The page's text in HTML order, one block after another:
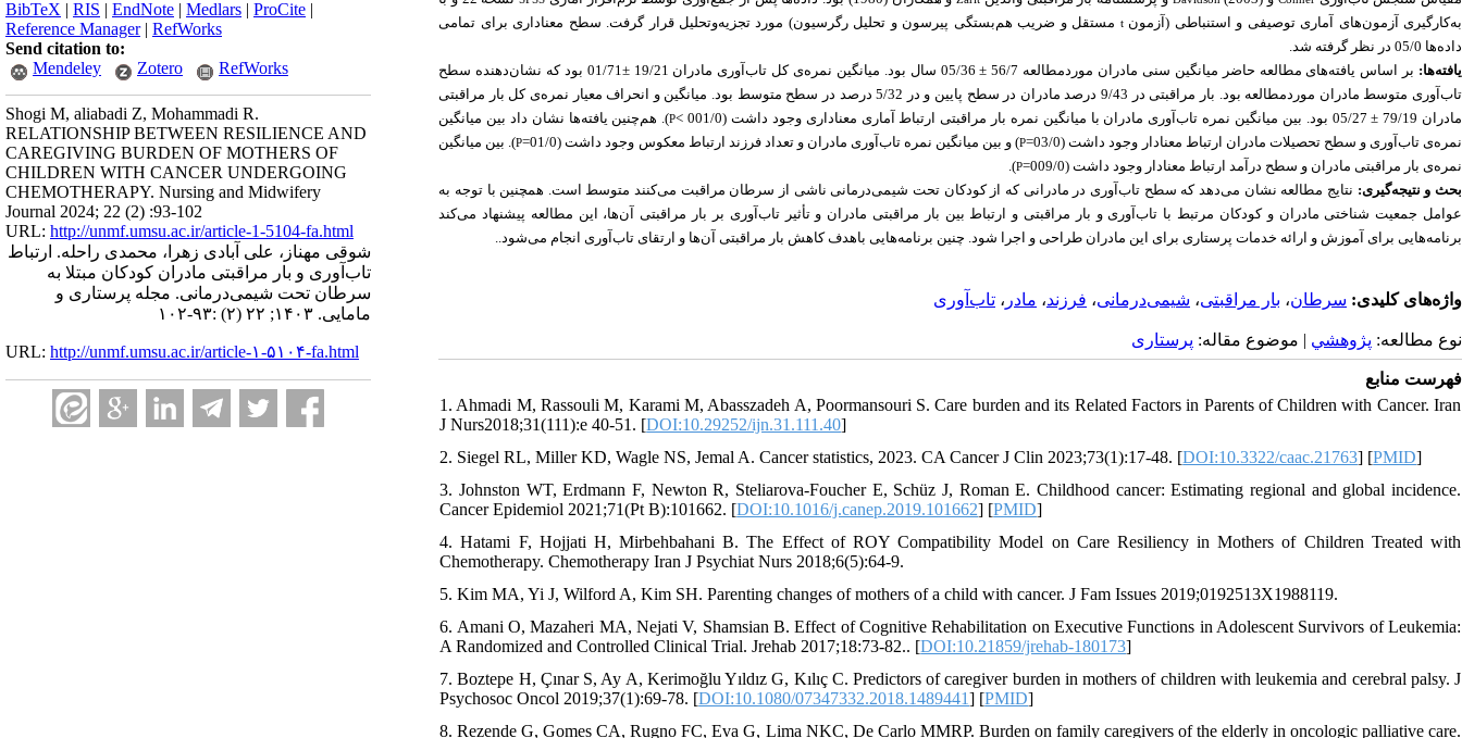
BibTeX | RIS | EndNote | Medlars | ProCite |
Reference Manager| RefWorks
Send citation to:
Mendeley
Zotero RefWorks
Shogi M, aliabadi Z, Mohammadi R.
RELATIONSHIP BETWEEN RESILIENCE AND
CAREGIVING BURDEN OF MOTHERS OF
CHILDREN WITH CANCER UNDERGOING
CHEMOTHERAPY. Nursing and Midwifery
Journal 2024; 22 (2) :93-102
URL: http://unmf.umsu.ac.ir/article-1-5104-fa.html
شوقی مهناز، علی آبادی زهرا، محمدی راحله. ارتباط
تاب‌آوری و بار مراقبتی مادران کودکان مبتلا به
سرطان تحت شیمی‌درمانی. مجله پرستاری و
مامایی. ۱۴۰۳; ۲۲ (۲) :۹۳-۱۰۲
URL: http://unmf.umsu.ac.ir/article-۱-۵۱۰۴-fa.html
به‌کارگیری آزمون‌های آماری توصیفی و استنباطی (آزمونt مستقل و ضریب هم‌بستگی پیرسون و تحلیل رگرسیون) مورد تجزیه‌وتحلیل قرار گرفت. سطح معناداری برای تمامی
داده‌ها 05/0 در نظر گرفته شد.
یافته‌ها:
بر اساس یافته‌های مطالعه حاضر میانگین سنی مادران موردمطالعه 56/7 ± 05/36 سال بود. میانگین نمره‌ی کل تاب‌آوری مادران 19/21 ±01/71 بود که نشان‌دهنده سطح
تاب‌آوری متوسط مادران موردمطالعه بود. بار مراقبتی در 9/43 درصد مادران در سطح پایین و در 5/32 درصد در سطح متوسط بود. میانگین و انحراف معیار نمره‌ی کل بار مراقبتی
مادران 79/19 ± 05/27 بود. بین میانگین نمره تاب‌آوری مادران با میانگین نمره بار مراقبتی ارتباط آماری معناداری وجود داشت (001/0 >
P). هم‌چنین یافته‌ها نشان داد بین میانگین
نمره‌ی تاب‌آوری و سطح تحصیلات مادران ارتباط معنادار وجود داشت (03/0=
P) و بین میانگین نمره تاب‌آوری مادران و تعداد فرزند ارتباط معکوس وجود داشت (01/0= P). بین میانگین
نمره‌ی بار مراقبتی مادران و سطح درآمد ارتباط معنادار وجود داشت (009/0=
P
).
بحث و نتیجه‌گیری: نتایج مطالعه نشان می‌دهد که سطح تاب‌آوری در مادرانی که از کودکان تحت شیمی‌درمانی ناشی از سرطان مراقبت می‌کنند متوسط است. همچنین با توجه به
عوامل جمعیت شناختی مادران و کودکان مرتبط با تاب‌آوری و بار مراقبتی و ارتباط بین بار مراقبتی مادران و تأثیر تاب‌آوری بر بار مراقبتی آن‌ها، این مطالعه پیشنهاد می‌کند
برنامه‌هایی برای آموزش و ارائه خدمات پرستاری برای این مادران طراحی و اجرا شود. چنین برنامه‌هایی باهدف کاهش بار مراقبتی آن‌ها و ارتقای تاب‌آوری انجام می‌شود..
واژه‌های کلیدی: سرطان، بار مراقبتی، شیمی‌درمانی، فرزند، مادر ، تاب‌آوری
نوع مطالعه: پژوهشي | موضوع مقاله: پرستاری
فهرست منابع
1. Ahmadi M, Rassouli M, Karami M, Abasszadeh A, Poormansouri S. Care burden and its Related Factors in Parents of Children with Cancer. Iran
J Nurs2018;31(111):e 40-51. [DOI:10.29252/ijn.31.111.40]
2. Siegel RL, Miller KD, Wagle NS, Jemal A. Cancer statistics, 2023. CA Cancer J Clin 2023;73(1):17-48. [DOI:10.3322/caac.21763] [PMID]
3. Johnston WT, Erdmann F, Newton R, Steliarova-Foucher E, Schüz J, Roman E. Childhood cancer: Estimating regional and global incidence.
Cancer Epidemiol 2021;71(Pt B):101662. [DOI:10.1016/j.canep.2019.101662] [PMID]
4. Hatami F, Hojjati H, Mirbehbahani B. The Effect of ROY Compatibility Model on Care Resiliency in Mothers of Children Treated with
Chemotherapy. Chemotherapy Iran J Psychiat Nurs 2018;6(5):64-9.
5. Kim MA, Yi J, Wilford A, Kim SH. Parenting changes of mothers of a child with cancer. J Fam Issues 2019;0192513X1988119.
6. Amani O, Mazaheri MA, Nejati V, Shamsian B. Effect of Cognitive Rehabilitation on Executive Functions in Adolescent Survivors of Leukemia:
A Randomized and Controlled Clinical Trial. Jrehab 2017;18:73-82.. [DOI:10.21859/jrehab-180173]
7. Boztepe H, Çınar S, Ay A, Kerimoğlu Yıldız G, Kılıç C. Predictors of caregiver burden in mothers of children with leukemia and cerebral palsy. J
Psychosoc Oncol 2019;37(1):69-78. [DOI:10.1080/07347332.2018.1489441] [PMID]
8. Rezende G, Gomes CA, Rugno FC, Eva G, Lima NKC, De Carlo MMRP. Burden on family caregivers of the elderly in oncologic palliative care.